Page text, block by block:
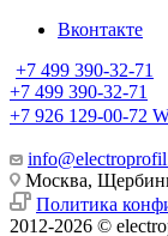
Вконтакте
+7 499 390-32-71
+7 499 390-32-71
+7 926 129-00-72
Москва,
Политика
2012-2026 ©